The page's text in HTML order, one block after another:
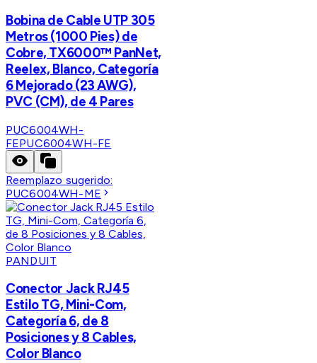
Bobina de Cable UTP 305
Metros (1000 Pies) de
Cobre, TX6000™ PanNet,
Reelex, Blanco, Categoría
6 Mejorado (23 AWG),
PVC (CM), de 4 Pares
PUC6004WH-
FEPUC6004WH-FE
Reemplazo sugerido:
PUC6004WH-ME
PANDUIT
Conector Jack RJ45
Estilo TG, Mini-Com,
Categoría 6, de 8
Posiciones y 8 Cables,
Color Blanco